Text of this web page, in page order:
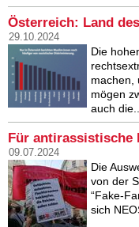
Österreich: Land
29.10.2024
Die
machen,
mögen
auch die...
Für antirassistische
09.07.2024
Die
von der
“Fake-
sich